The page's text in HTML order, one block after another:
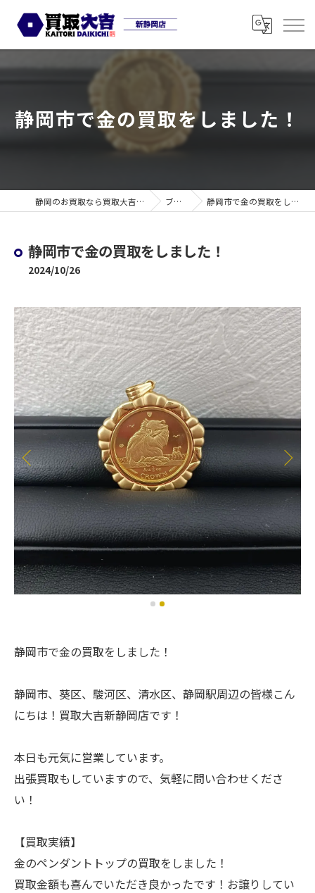
静岡市で金の買取をしました！
静岡のお買取なら買取大吉 新静岡店 ブログ 静岡市で金の買取をしました！
静岡市で金の買取をしました！
2024/10/26
静岡市で金の買取をしました！
静岡市、葵区、駿河区、清水区、静岡駅周辺の皆様こん
にちは！買取大吉新静岡店です！
本日も元気に営業しています。
出張買取もしていますので、気軽に問い合わせくださ
い！
【買取実績】
金のペンダントトップの買取をしました！
買取金額も喜んでいただき良かったです！お譲りしてい